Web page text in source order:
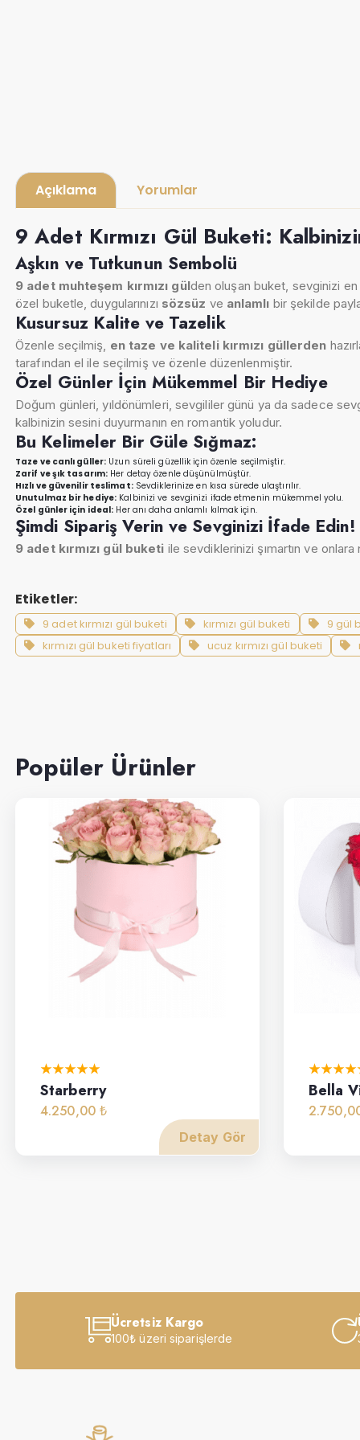
Açıklama Yorumlar
9 Adet Kırmızı Gül Buketi:
Aşkın ve Tutkunun Sembolü
9 adet muhteşem kırmızı gülden oluşan buket, sevginizi en
özel buketle, duygularınızı sözsüz ve anlamlı bir şekilde
Kusursuz Kalite ve Tazelik
Özenle seçilmiş, en taze ve kaliteli kırmızı güllerden
tarafından el ile seçilmiş ve özenle düzenlenmiştir.
Özel Günler İçin Mükemmel Bir Hediye
Doğum günleri, yıldönümleri, sevgililer günü ya da sadece
kalbinizin sesini duyurmanın en romantik yoludur.
Bu Kelimeler Bir Güle Sığmaz:
Taze ve canlı güller: Uzun süreli güzellik için özenle seçilmiştir.
Zarif ve şık tasarım: Her detay özenle düşünülmüştür.
Hızlı ve güvenilir teslimat:Sevdiklerinize en kısa sürede ulaştırılır.
Unutulmaz bir hediye: Kalbinizi ve sevginizi ifade etmenin mükemmel yolu.
Özel günler için ideal: Her anı daha anlamlı kılmak için.
Şimdi Sipariş Verin ve Sevginizi İfade Edin!
9 adet kırmızı gül buketi ile sevdiklerinizi şımartın ve
Etiketler:
9 adet kırmızı gül buketi kırmızı gül buketi 9 gül
kırmızı gül buketi fiyatları
ucuz kırmızı gül buketi
Popüler Ürünler
Starberry
4.250,00 ₺
Detay Gör
Bella
Ücretsiz Kargo
100₺ üzeri siparişlerde